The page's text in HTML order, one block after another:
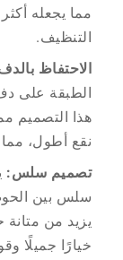
مما يجعله
التنظيف.
الاحتفاظ
الطبقة على
هذا التصميم
نقع أطول،
تصميم سلس:
سلس بين
يزيد من
خيارًا جميلًا